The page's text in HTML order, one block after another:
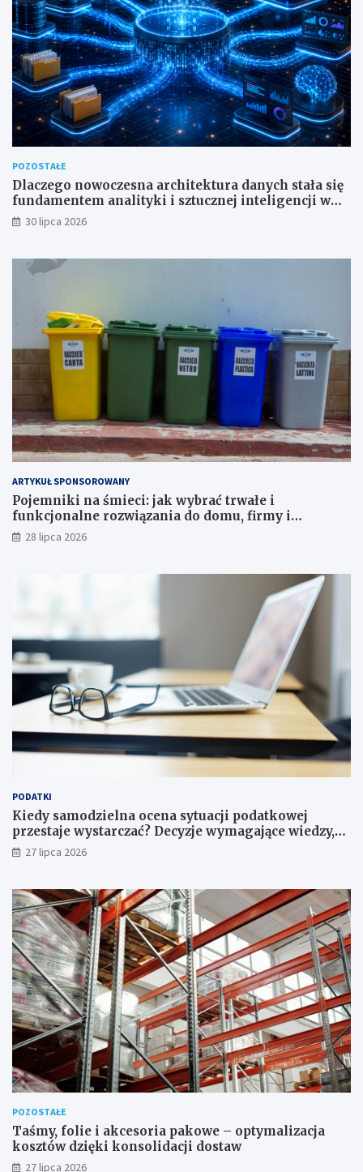
POZOSTAŁE
Dlaczego nowoczesna architektura danych stała się
fundamentem analityki i sztucznej inteligencji w
przedsiębiorstwach?
30 lipca 2026
ARTYKUŁ SPONSOROWANY
Pojemniki na śmieci: jak wybrać trwałe i
funkcjonalne rozwiązania do domu, firmy i
instytucji
28 lipca 2026
PODATKI
Kiedy samodzielna ocena sytuacji podatkowej
przestaje wystarczać? Decyzje wymagające wiedzy,
której nie zastąpi internet
27 lipca 2026
POZOSTAŁE
Taśmy, folie i akcesoria pakowe – optymalizacja
kosztów dzięki konsolidacji dostaw
27 lipca 2026